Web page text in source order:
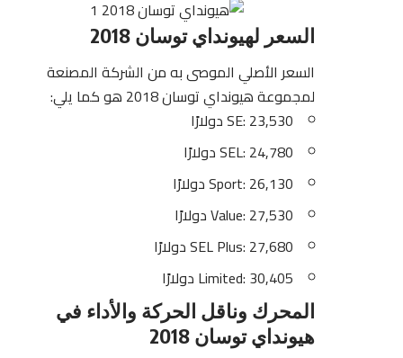
السعر لهيونداي توسان 2018
السعر الأصلي الموصى به من الشركة المصنعة
لمجموعة هيونداي توسان 2018 هو كما يلي:
SE: 23,530 دولارًا
SEL: 24,780 دولارًا
Sport: 26,130 دولارًا
Value: 27,530 دولارًا
SEL Plus: 27,680 دولارًا
Limited: 30,405 دولارًا
المحرك وناقل الحركة والأداء في
هيونداي توسان 2018